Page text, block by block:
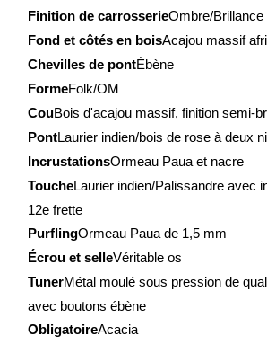
Finition de carrosserieOmbre/Brillance
Fond et côtés en boisAcajou massif
Chevilles de pontÉbène
FormeFolk/OM
CouBois d'acajou massif, finition semi-
PontLaurier indien/bois de rose à deux
IncrustationsOrmeau Paua et nacre
ToucheLaurier indien/Palissandre avec
12e frette
PurflingOrmeau Paua de 1,5 mm
Écrou et selleVéritable os
TunerMétal moulé sous pression de
avec boutons ébène
ObligatoireAcacia